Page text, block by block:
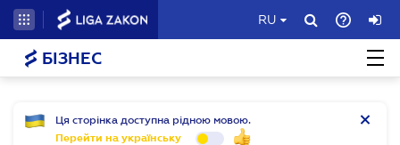
RU
БІЗНЕС
Ця сторінка доступна рідною мовою.
Перейти на українську